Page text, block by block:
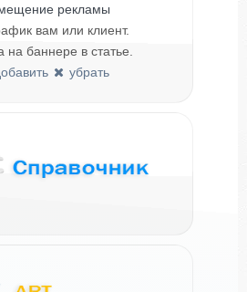
рекламы
вам или клиент.
на баннере в статье.
убрать